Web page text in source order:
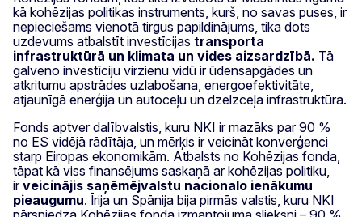
kā kohēzijas politikas instruments, kurš, no savas puses, ir
nepieciešams vienotā tirgus papildinājums, tika dots
uzdevums atbalstīt investīcijas transporta
infrastruktūrā un klimata un vides aizsardzībā. Tā
galveno investīciju virzienu vidū ir ūdensapgādes un
atkritumu apstrādes uzlabošana, energoefektivitāte,
atjaunīgā enerģija un autoceļu un dzelzceļa infrastruktūra.
Fonds aptver dalībvalstis, kuru NKI ir mazāks par 90 %
no ES vidējā rādītāja, un mērķis ir veicināt konverģenci
starp Eiropas ekonomikām. Atbalsts no Kohēzijas fonda,
tāpat kā viss finansējums saskaņā ar kohēzijas politiku,
irveicinājis saņēmējvalstu nacionalo ienākumu
pieaugumu. Īrija un Spānija bija pirmās valstis, kuru NKI